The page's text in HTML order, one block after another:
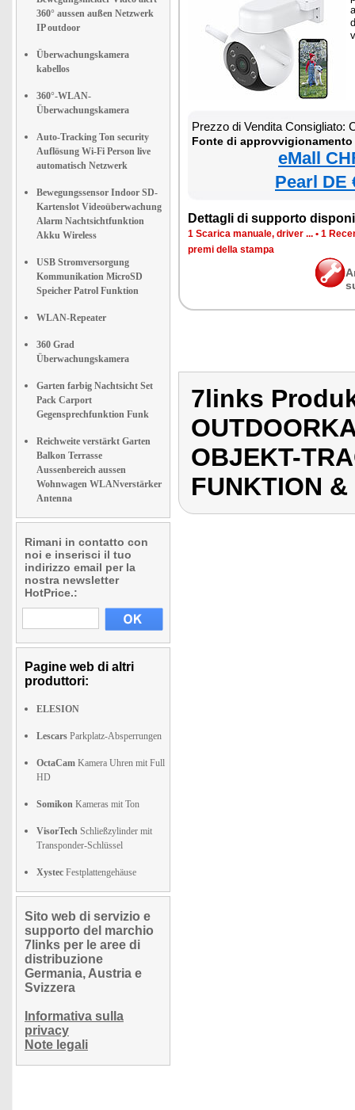
360° aussen außen Netzwerk
IP outdoor
Überwachungskamera
kabellos
360°-WLAN-
Überwachungskamera
Auto-Tracking Ton security
Auflösung Wi-Fi Person live
automatisch Netzwerk
Bewegungssensor Indoor SD-
Kartenslot Videoüberwachung
Alarm Nachtsichtfunktion
Akku Wireless
USB Stromversorgung
Kommunikation MicroSD
Speicher Patrol Funktion
WLAN-Repeater
360 Grad
Überwachungskamera
Garten farbig Nachtsicht Set
Pack Carport
Gegensprechfunktion Funk
Reichweite verstärkt Garten
Balkon Terrasse
Aussenbereich aussen
Wohnwagen WLANverstärker
Antenna
Rimani in contatto con
noi e inserisci il tuo
indirizzo email per la
nostra newsletter
HotPrice.:
Pagine web di altri
produttori:
ELESION
Lescars Parkplatz-Absperrungen
OctaCam Kamera Uhren mit Full
HD
Somikon Kameras mit Ton
VisorTech Schließzylinder mit
Transponder-Schlüssel
Xystec Festplattengehäuse
Sito web di servizio e
supporto del marchio
7links per le aree di
distribuzione
Germania, Austria e
Svizzera
Informativa sulla
privacy
Note legali
Prezzo di Vendita Consigliato:
Fonte di
eMall
Pearl DE
Dettagli di supporto
1 Scarica manuale, driver ... • 1
premi della stampa
7links
OBJEKT-
FUNKTION &